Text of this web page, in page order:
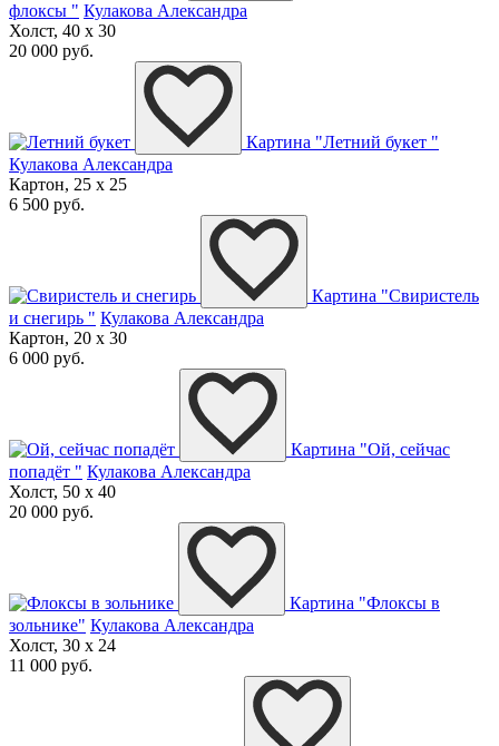
флоксы " Кулакова Александра
Холст, 40 x 30
20 000 руб.
Картина "Летний букет "
Кулакова Александра
Картон, 25 x 25
6 500 руб.
Картина "Свиристель
и снегирь " Кулакова Александра
Картон, 20 x 30
6 000 руб.
Картина "Ой, сейчас
попадёт " Кулакова Александра
Холст, 50 x 40
20 000 руб.
Картина "Флоксы в
зольнике" Кулакова Александра
Холст, 30 x 24
11 000 руб.